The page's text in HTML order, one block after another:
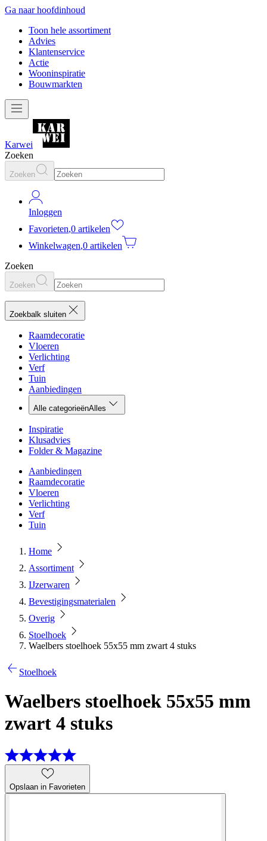
Ga naar hoofdinhoud
Toon hele assortiment
Advies
Klantenservice
Actie
Wooninspiratie
Bouwmarkten
Karwei
Zoeken
Zoeken
Inloggen
Favorieten,0 artikelen
Winkelwagen,0 artikelen
Zoeken
Zoeken
Zoekbalk sluiten
Raamdecoratie
Vloeren
Verlichting
Verf
Tuin
Aanbiedingen
Alle categorieënAlles
Inspiratie
Klusadvies
Folder & Magazine
Aanbiedingen
Raamdecoratie
Vloeren
Verlichting
Verf
Tuin
Home
Assortiment
IJzerwaren
Bevestigingsmaterialen
Overig
Stoelhoek
Waelbers stoelhoek 55x55 mm zwart 4 stuks
Stoelhoek
Waelbers stoelhoek 55x55 mm
zwart 4 stuks
Opslaan in Favorieten